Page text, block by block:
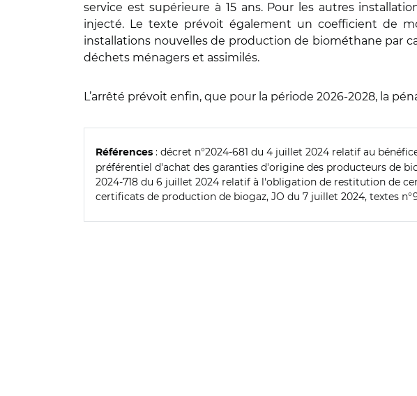
service est supérieure à 15 ans. Pour les autres
injecté. Le texte prévoit également un coefficient de
installations nouvelles de production de biométhane par
déchets ménagers et assimilés.
L’arrêté prévoit enfin, que pour la période 2026-2028, la
Références : décret n°2024-681 du 4 juillet 2024 relatif au
préférentiel d'achat des garanties d'origine des producteurs de
2024-718 du 6 juillet 2024 relatif à l'obligation de restitution de
certificats de production de biogaz, JO du 7 juillet 2024, textes